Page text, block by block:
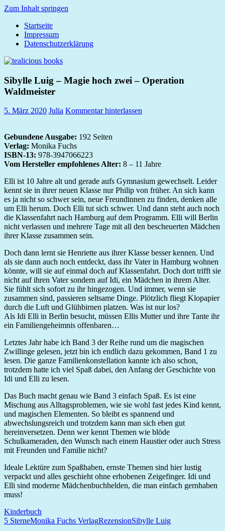
Zum Inhalt springen
tealicious
books
Startseite
Impressum
Datenschutzerklärung
Sibylle Luig – Magie hoch zwei – Operation
Waldmeister
5. März 2020 Julia Kommentar hinterlassen
Gebundene Ausgabe: 192 Seiten
Verlag: Monika Fuchs
ISBN-13: 978-3947066223
Vom Hersteller empfohlenes Alter: 8 – 11 Jahre
Elli ist 10 Jahre alt und gerade aufs Gymnasium gewechselt. Leider
kennt sie in ihrer neuen Klasse nur Philip von früher. An sich kann
es ja nicht so schwer sein, neue Freundinnen zu finden, denken alle
um Elli herum. Doch Elli tut sich schwer. Und dann steht auch noch
die Klassenfahrt nach Hamburg auf dem Programm. Elli will Berlin
nicht verlassen und mehrere Tage mit all den bescheuerten Mädchen
ihrer Klasse zusammen sein.
Doch dann lernt sie Henriette aus ihrer Klasse besser kennen. Und
als sie dann auch noch entdeckt, dass ihr Vater in Hamburg wohnen
könnte, will sie auf einmal doch auf Klassenfahrt. Doch dort trifft sie
nicht auf ihren Vater sondern auf Idi, ein Mädchen in ihrem Alter.
Sie fühlt sich sofort zu ihr hingezogen. Und immer, wenn sie
zusammen sind, passieren seltsame Dinge. Plötzlich fliegt Klopapier
durch die Luft und Glühbirnen platzen. Was ist nur los?
Als Idi Elli in Berlin besucht, müssen Ellis Mutter und ihre Tante ihr
ein Familiengeheimnis offenbaren…
Letztes Jahr habe ich Band 3 der Reihe rund um die magischen
Zwillinge gelesen, jetzt bin ich endlich dazu gekommen, Band 1 zu
lesen. Die ganze Familienkonstellation kannte ich also schon,
trotzdem hatte ich viel Spaß dabei, den Anfang der Geschichte von
Idi und Elli zu lesen.
Das Buch macht genau wie Band 3 einfach Spaß. Es ist eine
Mischung aus Alltagsproblemen, wie sie wohl fast jedes Kind kennt,
und magischen Elementen. So bleibt es spannend und
abwechslungsreich und trotzdem kann man sich eben gut
hereinversetzen. Denn wer kennt Themen wie blöde
Schulkameraden, den Wunsch nach einem Haustier oder auch Stress
mit Freunden und Familie nicht?
Ideale Lektüre zum Spaßhaben, ernste Themen sind hier lustig
verpackt und alles geschieht ohne erhobenen Zeigefinger. Idi und
Elli sind moderne Mädchenbuchhelden, die man einfach gernhaben
muss!
Kinderbuch
5 SterneMonika Fuchs VerlagRezensionSibylle Luig